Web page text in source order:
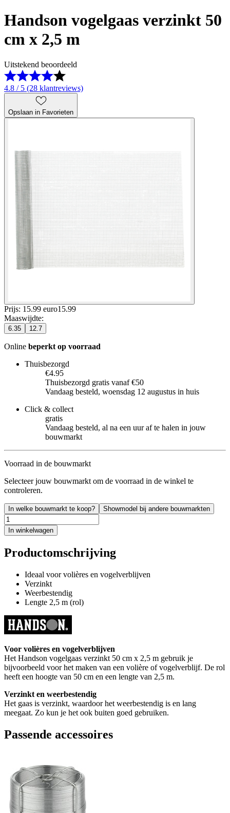
Handson vogelgaas verzinkt 50
cm x 2,5 m
Uitstekend beoordeeld
4.8 / 5 (28 klantreviews)
Opslaan in Favorieten
Prijs: 15.99 euro15.99
Maaswijdte:
6.35 12.7
Online beperkt op voorraad
Thuisbezorgd
€4.95
Thuisbezorgd gratis vanaf €50
Vandaag besteld, woensdag 12 augustus in huis
Click & collect
gratis
Vandaag besteld, al na een uur af te halen in jouw
bouwmarkt
Voorraad in de bouwmarkt
Selecteer jouw bouwmarkt om de voorraad in de winkel te
controleren.
In welke bouwmarkt te koop? Showmodel bij andere bouwmarkten
In winkelwagen
Productomschrijving
Ideaal voor volières en vogelverblijven
Verzinkt
Weerbestendig
Lengte 2,5 m (rol)
Voor volières en vogelverblijven
Het Handson vogelgaas verzinkt 50 cm x 2,5 m gebruik je
bijvoorbeeld voor het maken van een volière of vogelverblijf. De rol
heeft een hoogte van 50 cm en een lengte van 2,5 m.
Verzinkt en weerbestendig
Het gaas is verzinkt, waardoor het weerbestendig is en lang
meegaat. Zo kun je het ook buiten goed gebruiken.
Passende accessoires